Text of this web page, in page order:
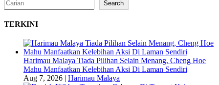
Search
TERKINI
Harimau Malaya Tiada Pilihan Selain Menang, Cheng Hoe
Mahu Manfaatkan Kelebihan Aksi Di Laman Sendiri
Aug 7, 2026
Harimau Malaya